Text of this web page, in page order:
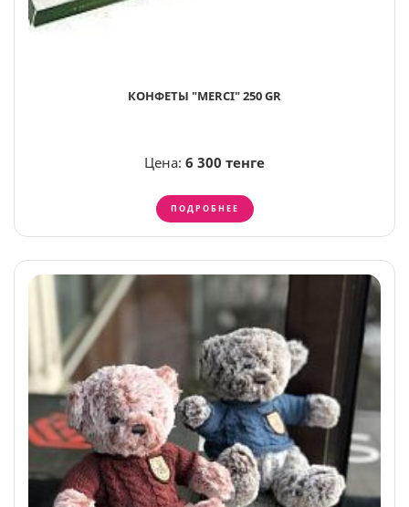
КОНФЕТЫ "MERCI" 250 GR
Цена: 6 300 тенге
ПОДРОБНЕЕ